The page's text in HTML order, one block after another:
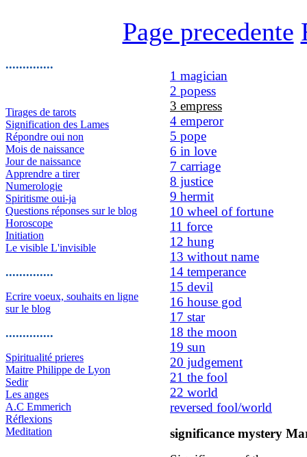
Page precedente
..............
Tirages de tarots
Signification des Lames
Répondre oui non
Mois de naissance
Jour de naissance
Apprendre a tirer
Numerologie
Spiritisme oui-ja
Questions réponses sur le blog
Horoscope
Initiation
Le visible L'invisible
..............
Ecrire voeux, souhaits en ligne
sur le blog
..............
Spiritualité prieres
Maitre Philippe de Lyon
Sedir
Les anges
A.C Emmerich
Réflexions
Meditation
1 magician
2 popess
3 empress
4 emperor
5 pope
6 in love
7 carriage
8 justice
9 hermit
10 wheel of fortune
11 force
12 hung
13 without name
14 temperance
15 devil
16 house god
17 star
18 the moon
19 sun
20 judgement
21 the fool
22 world
reversed fool/world
significance mystery